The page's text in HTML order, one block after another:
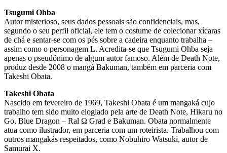
Tsugumi Ohba
Autor misterioso, seus dados pessoais são confidenciais, mas,
segundo o seu perfil oficial, ele tem o costume de colecionar xícaras
de chá e sentar-se com os pés sobre a cadeira enquanto trabalha –
assim como o personagem L. Acredita-se que Tsugumi Ohba seja
apenas o pseudônimo de algum autor famoso. Além de Death Note,
produz desde 2008 o mangá Bakuman, também em parceria com
Takeshi Obata.
Takeshi Obata
Nascido em fevereiro de 1969, Takeshi Obata é um mangaká cujo
trabalho tem sido muito elogiado pela arte de Death Note, Hikaru no
Go, Blue Dragon – Ral Ω Grad e Bakuman. Obata normalmente
atua como ilustrador, em parceria com um roteirista. Trabalhou com
outros mangakás respeitados, como Nobuhiro Watsuki, autor de
Samurai X.